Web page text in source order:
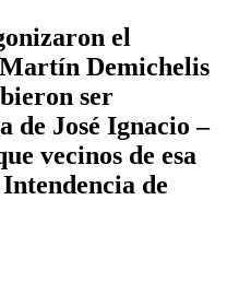
el
Demichelis
ser
de José Ignacio –
vecinos de esa
de